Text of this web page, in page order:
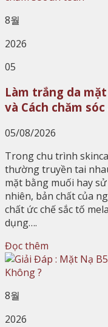
8월
2026
05
Làm trắng da
và Cách chăm
05/08/2026
Trong chu trình
thường truyền tai
mặt bằng muối hay
nhiên, bản chất của
chất ức chế sắc tố
dụng….
Đọc thêm
8월
2026